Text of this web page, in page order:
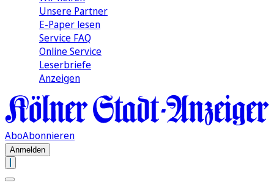
Unsere Partner
E-Paper lesen
Service FAQ
Online Service
Leserbriefe
Anzeigen
AboAbonnieren
Anmelden